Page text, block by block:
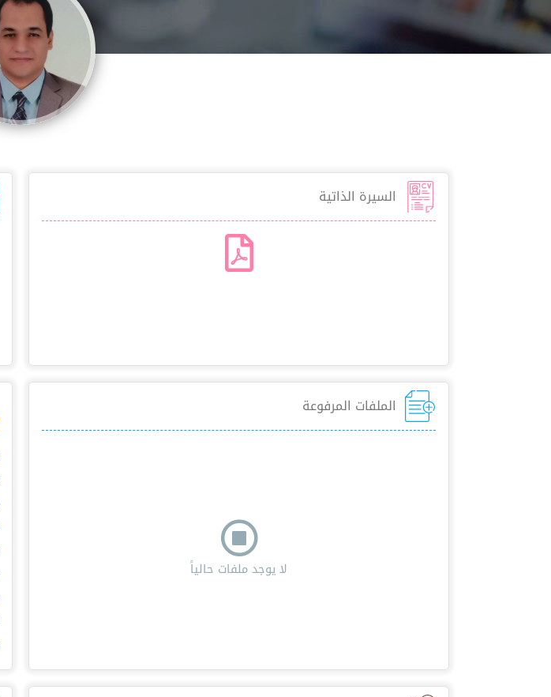
السيرة الذاتية
الملفات المرفوعة
لا يوجد ملفات حالياً